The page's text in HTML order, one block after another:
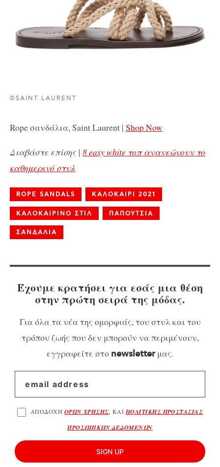
©SAINT LAURENT
Rope σανδάλια, Saint Laurent | Shop Now
Διαβάστε επίσης | 8 easy white τοπ ανανεώνουν το
καθημερινό στυλ
ROPE SANDALS ΚΑΛΟΚΑΙΡΙ 2021
ΚΑΛΟΚΑΙΡΙΝΟ ΣΤΙΛ ΠΑΠΟΥΤΣΙΑ
ΣΑΝΔΑΛΙΑ
Έχουμε κρατήσει για εσάς μια θέση
στην πρώτη σειρά της μόδας.
Για όλα τα νέα της ομορφιάς, του στυλ και του
τρόπου ζωής που δεν μπορούν να περιμένουν,
εγγραφείτε στο newsletterμας.
ΑΠΟΔΟΧΗ ΟΡΩΝ ΧΡΗΣΗΣ, ΚΑΙ ΠΟΛΙΤΙΚΗΣ ΠΡΟΣΤΑΣΙΑΣ
ΠΡΟΣΩΠΙΚΩΝ ΔΕΔΟΜΕΝΩΝ
SIGN UP